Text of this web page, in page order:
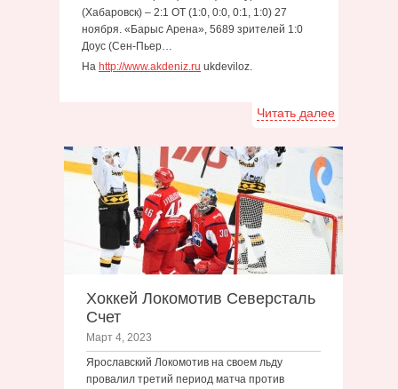
(Хабаровск) – 2:1 ОТ (1:0, 0:0, 0:1, 1:0) 27
ноября. «Барыс Арена», 5689 зрителей 1:0
Доус (Сен-Пьер…
На http://www.akdeniz.ru ukdeviloz.
Читать далее
Хоккей Локомотив Северсталь
Счет
Март 4, 2023
Ярославский Локомотив на своем льду
провалил третий период матча против